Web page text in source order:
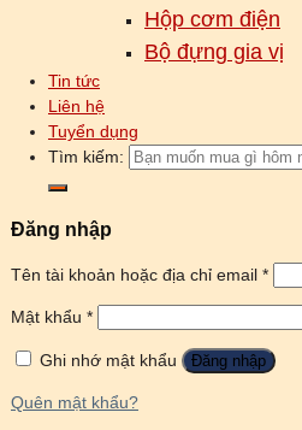
Hộp cơm điện
Bộ đựng gia vị
Tin tức
Liên hệ
Tuyển dụng
Tìm kiếm:
Đăng nhập
Tên tài khoản hoặc địa chỉ email *
Mật khẩu *
Ghi nhớ mật khẩu Đăng nhập
Quên mật khẩu?